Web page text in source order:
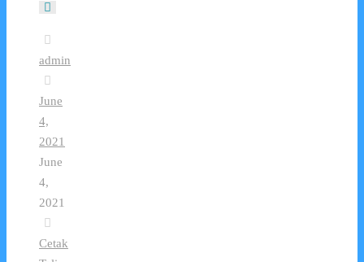
admin
June
4,
2021
June
4,
2021
Cetak